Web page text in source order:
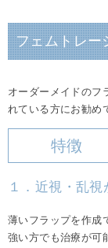
フェムトレー
オーダーメイドのフ
れている方にお勧め
特徴
１．近視・乱
薄いフラップを作成
強い方でも治療が可